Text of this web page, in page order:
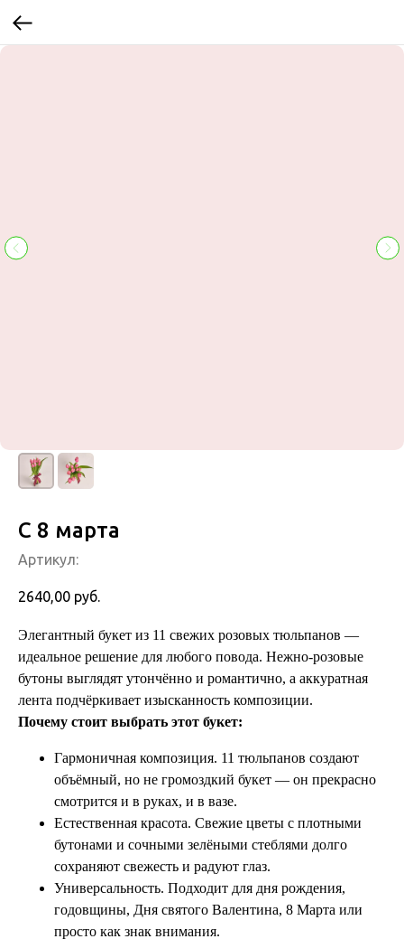
С 8 марта
Артикул:
2640,00 руб.
Элегантный букет из 11 свежих розовых тюльпанов —
идеальное решение для любого повода. Нежно‑розовые
бутоны выглядят утончённо и романтично, а аккуратная
лента подчёркивает изысканность композиции.
Почему стоит выбрать этот букет:
Гармоничная композиция. 11 тюльпанов создают
объёмный, но не громоздкий букет — он прекрасно
смотрится и в руках, и в вазе.
Естественная красота. Свежие цветы с плотными
бутонами и сочными зелёными стеблями долго
сохраняют свежесть и радуют глаз.
Универсальность. Подходит для дня рождения,
годовщины, Дня святого Валентина, 8 Марта или
просто как знак внимания.